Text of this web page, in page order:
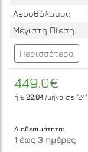
Αεροθάλαμοι:
Μέγιστη Πίεση:
Περισσότερα
449.0€
ή € 22,04/μήνα σε "24"
Διαθεσιμότητα:
1 έως 3 ημέρες